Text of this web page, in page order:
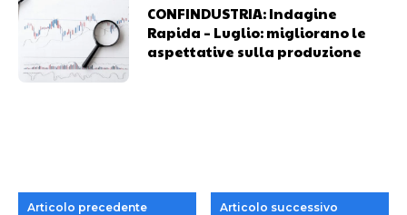
CONFINDUSTRIA: Indagine
Rapida – Luglio: migliorano le
aspettative sulla produzione
Articolo precedente Articolo successivo